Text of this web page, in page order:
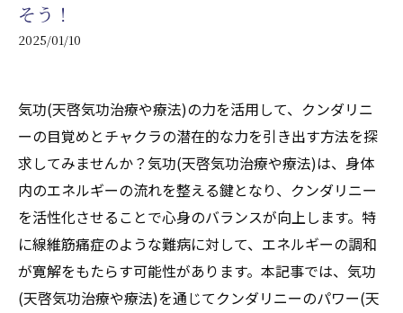
そう！
2025/01/10
気功(天啓気功治療や療法)の力を活用して、クンダリニ
ーの目覚めとチャクラの潜在的な力を引き出す方法を探
求してみませんか？気功(天啓気功治療や療法)は、身体
内のエネルギーの流れを整える鍵となり、クンダリニー
を活性化させることで心身のバランスが向上します。特
に線維筋痛症のような難病に対して、エネルギーの調和
が寛解をもたらす可能性があります。本記事では、気功
(天啓気功治療や療法)を通じてクンダリニーのパワー(天